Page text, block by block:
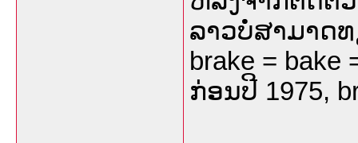
ລາວບໍ່ສາມາດ
brake = bake
ກ່ອນປີ 1975,